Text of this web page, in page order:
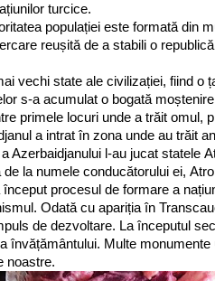
turcice.
populației este formată din
reușită de a stabili o
vechi state ale civilizației, fiind o
s-a acumulat o bogată
primele locuri unde a trăit omul,
a intrat în zona unde au trăit
Azerbaidjanului l-au jucat statele
la numele conducătorului ei,
procesul de formare a
Odată cu apariția în
de dezvoltare. La începutul
învățământului. Multe
noastre.